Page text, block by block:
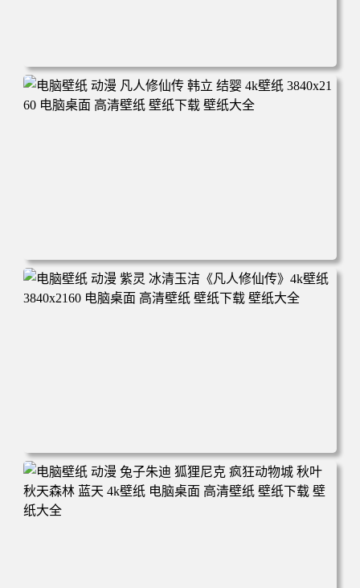
电脑壁纸 动漫角色 卡通场景 夏日休闲 夏日壁纸 治愈系 童
年回忆 荷塘荷叶 蜡笔小新 电脑桌面 高清壁纸 壁纸下载 壁
电脑壁纸 动漫 凡人修仙传 韩立 结婴 4k壁纸 3840x2160 电
脑桌面 高清壁纸 壁纸下载 壁纸大全
电脑壁纸 动漫 紫灵 冰清玉洁《凡人修仙传》4k壁纸 3840x2
160 电脑桌面 高清壁纸 壁纸下载 壁纸大全